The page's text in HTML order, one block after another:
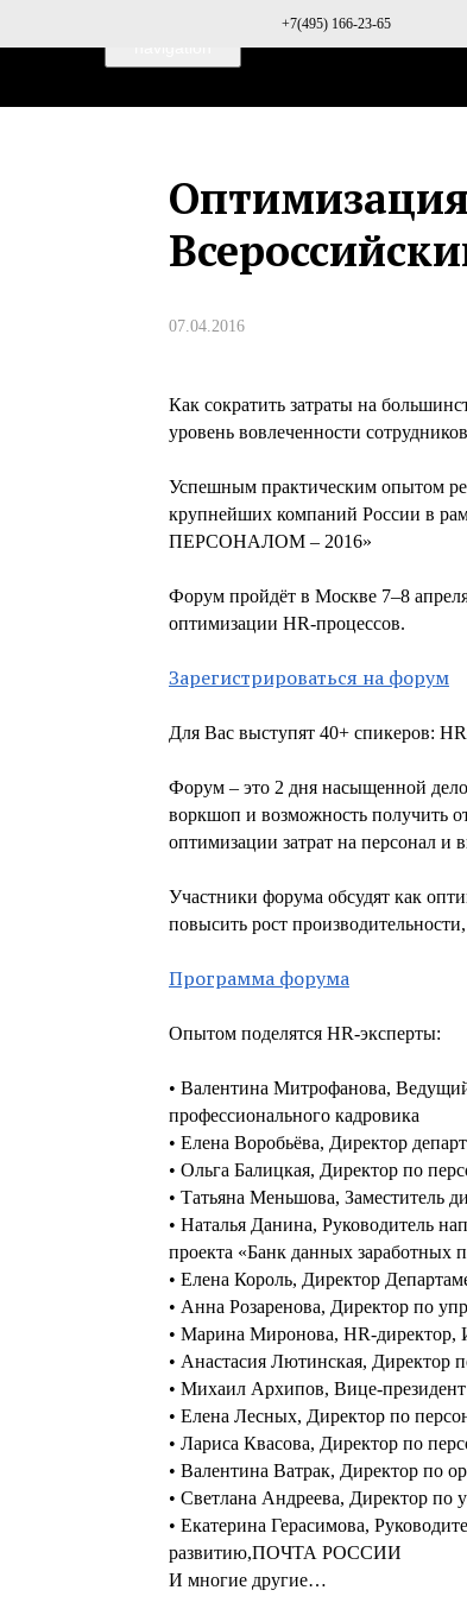
+7(495) 166-23-65
07.04.2016
Как сократить затраты на
уровень вовлеченности
Успешным практическим опытом
крупнейших компаний России в
ПЕРСОНАЛОМ – 2016»
Форум пройдёт в Москве 7–8
оптимизации HR-процессов.
Зарегистрироваться на форум
Для Вас выступят 40+ спикеров:
Форум – это 2 дня насыщенной
воркшоп и возможность получить
оптимизации затрат на персонал и
Участники форума обсудят как
повысить рост
Программа форума
Опытом поделятся HR-эксперты:
• Валентина Митрофанова, Ведущий
профессионального кадровика
• Елена Воробьёва, Директор
• Ольга Балицкая, Директор по
• Татьяна Меньшова, Заместитель
• Наталья Данина, Руководитель
проекта «Банк данных заработных
• Елена Король, Директор
• Анна Розаренова, Директор по
• Марина Миронова, HR-
• Анастасия Лютинская, Директор
• Михаил Архипов, Вице-
• Елена Лесных, Директор по
• Лариса Квасова, Директор по
• Валентина Ватрак, Директор по
• Светлана Андреева, Директор
• Екатерина Герасимова,
развитию,ПОЧТА РОССИИ
И многие другие…